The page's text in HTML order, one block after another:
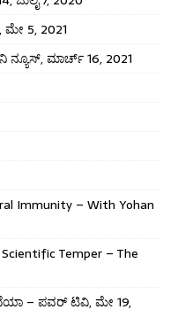
ಮೇ 5, 2021
ಮಾರ್ಚ್ 16, 2021
Immunity – With Yohan
Temper – The
– ಪವರ್ ಟಿವಿ, ಮೇ 19,